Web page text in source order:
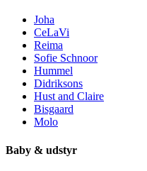
Joha
CeLaVi
Reima
Sofie Schnoor
Hummel
Didriksons
Hust and Claire
Bisgaard
Molo
Baby & udstyr